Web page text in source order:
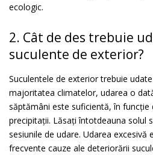
ecologic.
2. Cât de des trebuie
suculente de exterior?
Suculentele de exterior trebuie
majoritatea climatelor, udarea o
săptămâni este suficientă, în funcție
precipitații. Lăsați întotdeauna solul
sesiunile de udare. Udarea excesivă
frecvente cauze ale deteriorării